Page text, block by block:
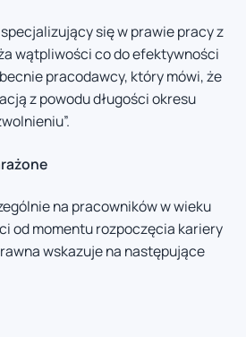
się w prawie pracy z
wątpliwości co do efektywności
pracodawcy, który mówi, że
z powodu długości okresu
na pracowników w wieku
od momentu rozpoczęcia kariery
wskazuje na następujące